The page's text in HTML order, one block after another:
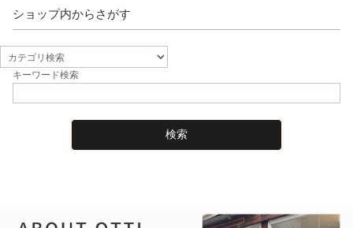
ショップ内からさがす
キーワード検索